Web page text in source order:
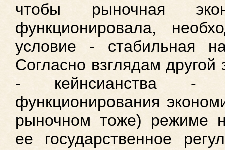
чтобы рыночная
функционировала,
условие - стабильная
Согласно взглядам
- кейнсианства -
функционирования
рыночном тоже) режиме
ее государственное